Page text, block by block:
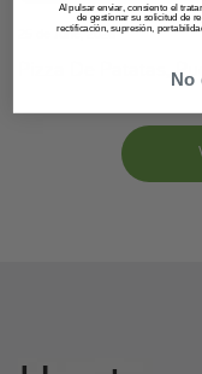
25 de June, 2026
Pizza De Patatas,
Al pulsar enviar, consiento el
de gestionar su solicitud de
rectificación, supresión,